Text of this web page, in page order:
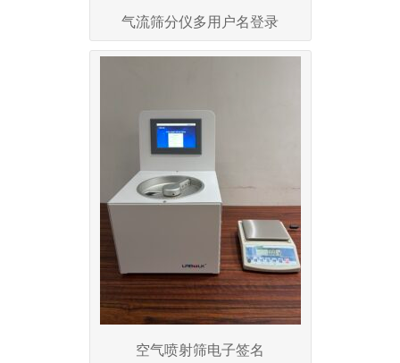
气流筛分仪多用户名登录
空气喷射筛电子签名